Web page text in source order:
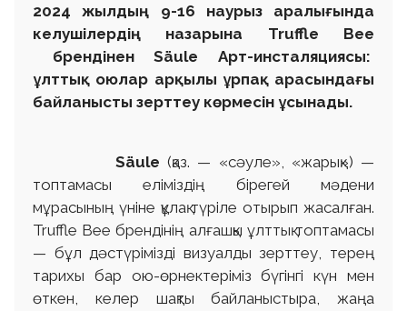
2024 жылдың 9-16 наурыз аралығында
келушілердің назарына Truffle Bee
брендіненSäule Арт-инсталяциясы:
ұлттық оюлар арқылы ұрпақ арасындағы
байланысты зерттеу көрмесін ұсынады.
Säule (қаз. — «сәуле», «жарық») —
топтамасы еліміздің бірегей мәдени
мұрасының үніне құлақ түріле отырып жасалған.
Truffle Bee брендінің алғашқы ұлттық топтамасы
— бұл дәстүрімізді визуалды зерттеу, терең
тарихы бар ою-өрнектеріміз бүгінгі күн мен
өткен, келер шақты байланыстыра, жаңа